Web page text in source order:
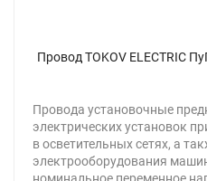
Провода установочные
электрических установок
в осветительных сетях, а
электрооборудования